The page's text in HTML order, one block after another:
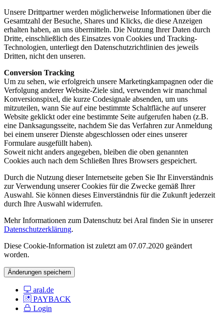
Unsere Drittpartner werden möglicherweise Informationen über die
Gesamtzahl der Besuche, Shares und Klicks, die diese Anzeigen
erhalten haben, an uns übermitteln. Die Nutzung Ihrer Daten durch
Dritte, einschließlich des Einsatzes von Cookies und Tracking-
Technologien, unterliegt den Datenschutzrichtlinien des jeweils
Dritten, nicht den unseren.
Conversion Tracking
Um zu sehen, wie erfolgreich unsere Marketingkampagnen oder die
Verfolgung anderer Website-Ziele sind, verwenden wir manchmal
Konversionspixel, die kurze Codesignale absenden, um uns
mitzuteilen, wann Sie auf eine bestimmte Schaltfläche auf unserer
Website geklickt oder eine bestimmte Seite aufgerufen haben (z.B.
eine Danksagungsseite, nachdem Sie das Verfahren zur Anmeldung
bei einem unserer Dienste abgeschlossen oder eines unserer
Formulare ausgefüllt haben).
Soweit nicht anders angegeben, bleiben die oben genannten
Cookies auch nach dem Schließen Ihres Browsers gespeichert.
Durch die Nutzung dieser Internetseite geben Sie Ihr Einverständnis
zur Verwendung unserer Cookies für die Zwecke gemäß Ihrer
Auswahl. Sie können dieses Einverständnis für die Zukunft jederzeit
durch Ihre Auswahl widerrufen.
Mehr Informationen zum Datenschutz bei Aral finden Sie in unserer
Datenschutzerklärung.
Diese Cookie-Information ist zuletzt am 07.07.2020 geändert
worden.
Änderungen speichern
aral.de
PAYBACK
Login